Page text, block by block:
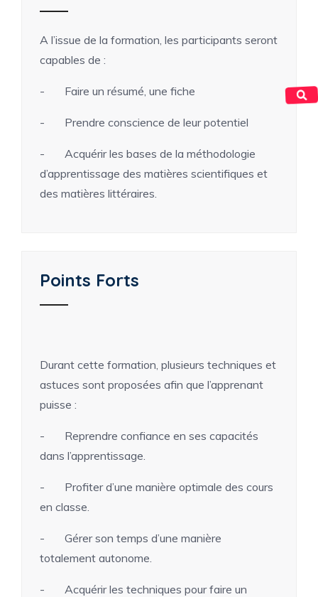
A l’issue de la formation, les participants seront
capables de :
- Faire un résumé, une fiche
- Prendre conscience de leur potentiel
- Acquérir les bases de la méthodologie
d’apprentissage des matières scientifiques et
des matières littéraires.
Points Forts
Durant cette formation, plusieurs techniques et
astuces sont proposées afin que l’apprenant
puisse :
- Reprendre confiance en ses capacités
dans l’apprentissage.
- Profiter d’une manière optimale des cours
en classe.
- Gérer son temps d’une manière
totalement autonome.
- Acquérir les techniques pour faire un